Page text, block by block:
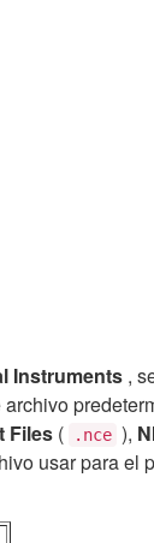
Instruments ,
Files ( .nce ),
usar para